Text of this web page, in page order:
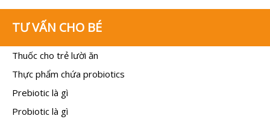
TƯ VẤN CHO BÉ
Thuốc cho trẻ lười ăn
Thực phẩm chứa probiotics
Prebiotic là gì
Probiotic là gì